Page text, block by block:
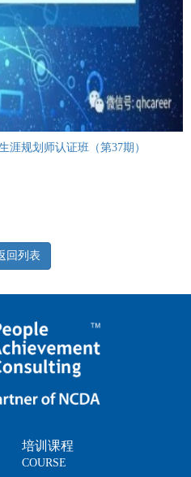
涯规划师认证班（第37期）
回列表
培训课程
COURSE